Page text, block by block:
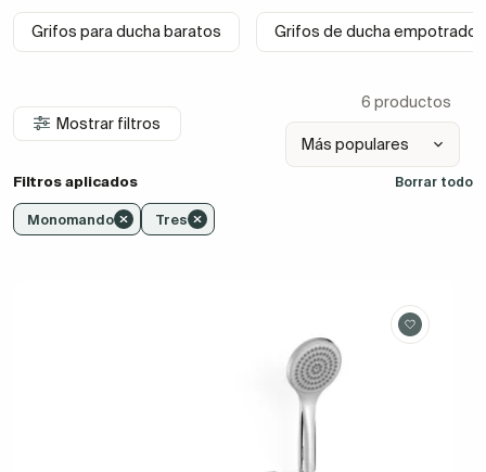
Grifos para ducha baratos Grifos de ducha empotrados
Mostrar filtros
6 productos
Filtros aplicados Borrar todo
Monomando Tres